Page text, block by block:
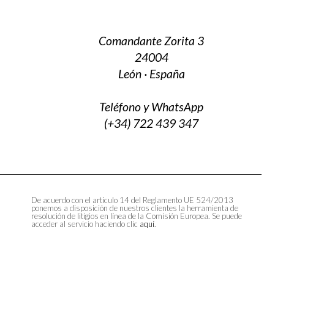
Comandante Zorita 3
24004
León · España
Teléfono y WhatsApp
(+34) 722 439 347
De acuerdo con el artículo 14 del Reglamento UE 524/2013
ponemos a disposición de nuestros clientes la herramienta de
resolución de litigios en línea de la Comisión Europea. Se puede
acceder al servicio haciendo clic aquí.